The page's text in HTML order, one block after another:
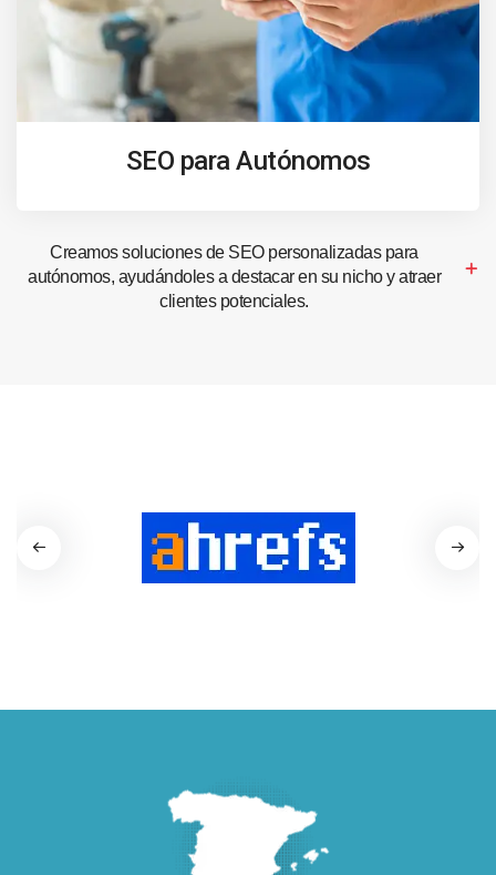
SEO para Autónomos
Creamos soluciones de SEO personalizadas para
autónomos, ayudándoles a destacar en su nicho y atraer
clientes potenciales.